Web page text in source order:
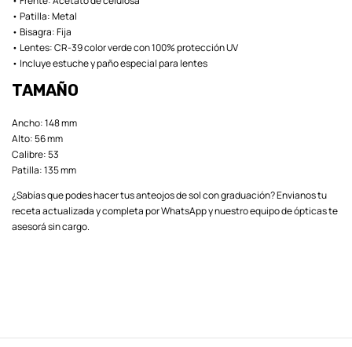
• Patilla: Metal
• Bisagra: Fija
• Lentes: CR-39 color verde con 100% protección UV
• Incluye estuche y paño especial para lentes
TAMAÑO
Ancho: 148 mm
Alto: 56 mm
Calibre: 53
Patilla: 135 mm
¿Sabías que podes hacer tus anteojos de sol con graduación? Envianos tu
receta actualizada y completa por WhatsApp y nuestro equipo de ópticas te
asesorá sin cargo.